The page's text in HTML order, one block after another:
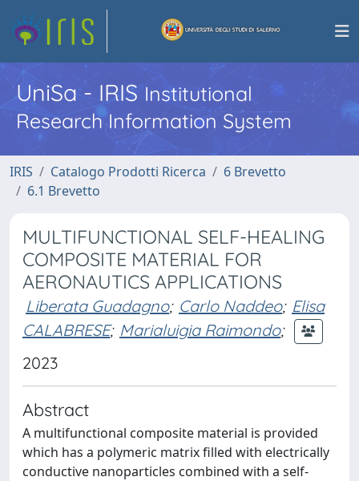
UniSa - IRISInstitutional
Research Information System
IRIS Catalogo Prodotti Ricerca
6 Brevetto
6.1 Brevetto
MULTIFUNCTIONAL SELF-HEALING
COMPOSITE MATERIAL FOR
AERONAUTICS APPLICATIONS
Liberata Guadagno; Carlo Naddeo; Elisa
CALABRESE; Marialuigia Raimondo;
2023
Abstract
A multifunctional composite material is provided
which has a polymeric matrix filled with electrically
conductive nanoparticles combined with a self-